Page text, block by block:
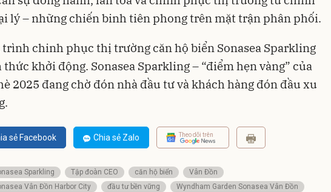
lý – những chiến binh tiên phong trên mặt trận phân phối.
trình chinh phục thị trường căn hộ biển Sonasea Sparkling
khởi động. Sonasea Sparkling – “điểm hẹn vàng” của
2025 đang chờ đón nhà đầu tư và khách hàng đón đầu xu
sẻ Facebook Chia sẻ Zalo Theo dõi trên
Sparkling Tập đoàn CEO căn hộ biển
Vân Đồn
Vân Đồn Harbor City
đầu tư bền vững Wyndham Garden Sonasea Vân Đồn